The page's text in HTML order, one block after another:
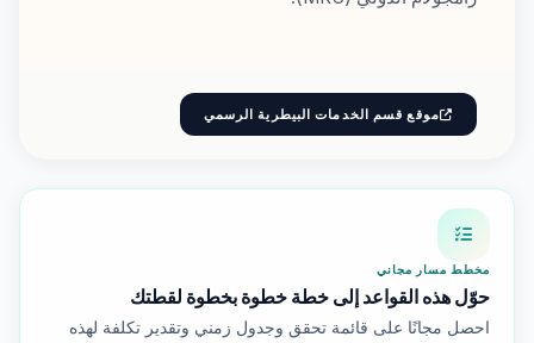
موقع قسم الخدمات البيطرية الرسمي
مخطط مسار مجاني
حوّل هذه القواعد إلى خطة خطوة بخطوة لقطتك
احصل مجانًا على قائمة تحقق وجدول زمني وتقدير تكلفة لهذه